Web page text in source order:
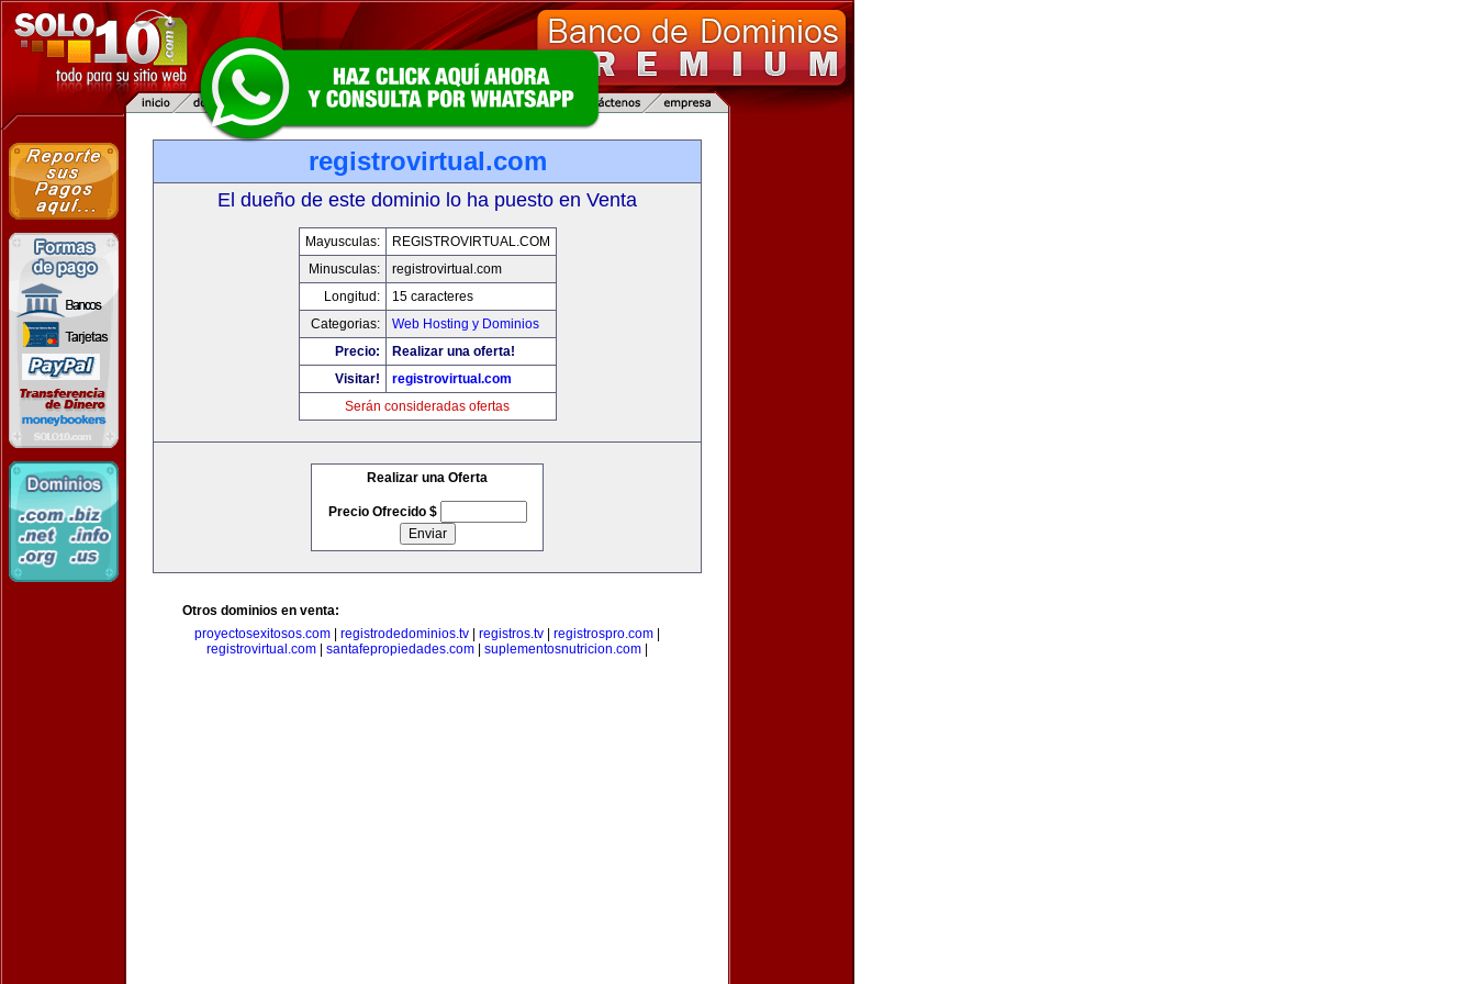
registrovirtual.com
El dueño de este dominio lo ha puesto en Venta
Mayusculas:
REGISTROVIRTUAL.COM
Minusculas:
registrovirtual.com
Longitud:
15 caracteres
Categorias:
Web Hosting y Dominios
Precio:
Realizar una oferta!
Visitar!
registrovirtual.com
Serán consideradas ofertas
Realizar una Oferta
Precio Ofrecido $
Otros dominios en venta:
proyectosexitosos.com
registrodedominios.tv registros.tv registrospro.com
registrovirtual.com
santafepropiedades.com suplementosnutricion.com